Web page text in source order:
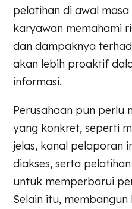
pelatihan di awal
karyawan memahami
dan dampaknya
akan lebih proaktif
informasi.
Perusahaan pun perlu
yang konkret, seperti
jelas, kanal pelaporan
diakses, serta
untuk memperbarui
Selain itu,